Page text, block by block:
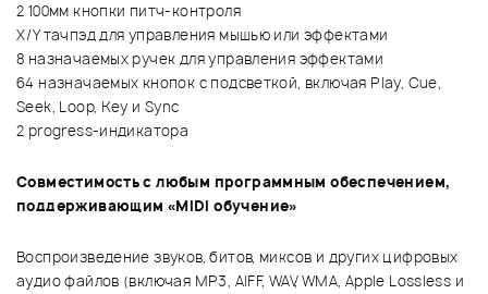
2 100мм кнопки питч-контроля
Х/Y тачпэд для управления мышью или эффектами
8 назначаемых ручек для управления эффектами
64 назначаемых кнопок с подсветкой, включая Play, Cue,
Seek, Loop, Key и Sync
2 progress-индикатора
Совместимость с любым программным обеспечением,
поддерживающим «MIDI обучение»
Воспроизведение звуков, битов, миксов и других цифровых
аудио файлов (включая MP3, AIFF, WAV, WMA, Apple Lossless и